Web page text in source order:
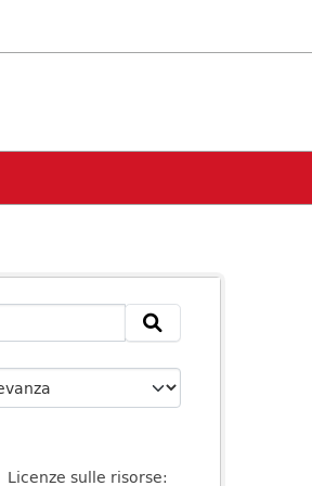
Licenze sulle risorse: